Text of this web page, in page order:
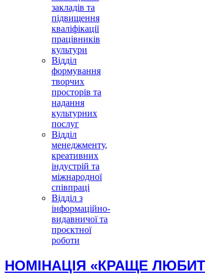
закладів та
підвищення
кваліфікації
працівників
культури
Відділ
формування
творчих
просторів та
надання
культурних
послуг
Відділ
менеджменту,
креативних
індустрій та
міжнародної
співпраці
Відділ з
інформаційно-
видавничої та
проєктної
роботи
НОМІНАЦІЯ «КРАЩЕ